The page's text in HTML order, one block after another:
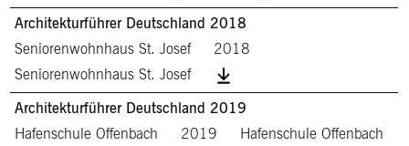
Architekturführer Deutschland 2018
Seniorenwohnhaus St. Josef
2018
Seniorenwohnhaus St. Josef
Architekturführer Deutschland 2019
Hafenschule Offenbach
2019 Hafenschule Offenbach